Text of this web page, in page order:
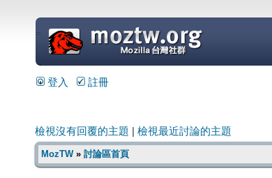
=
登入 註冊
檢視沒有回覆的主題 檢視最近討論的主題
MozTW» 討論區首頁